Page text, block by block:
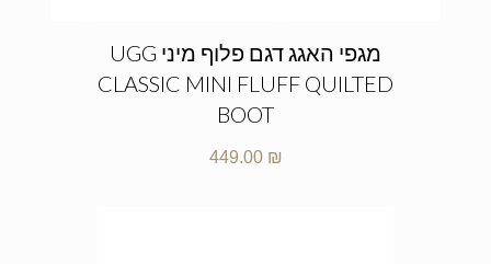
מגפי האגג דגם פלוף מיני UGG
CLASSIC MINI FLUFF QUILTED
BOOT
449.00 ₪